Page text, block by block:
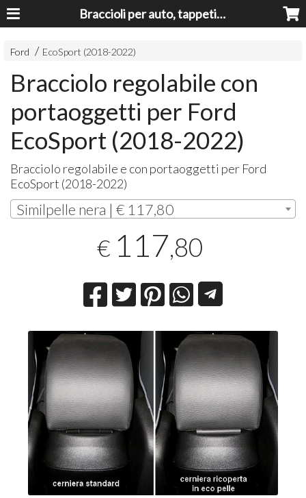
Braccioli per auto, tappeti auto, accessori auto MADE IN ITALY - Armrests, Mittelarmlehnen, Accoundoirs
Ford EcoSport (2018-2022)
Bracciolo regolabile con
portaoggetti per Ford
EcoSport (2018-2022)
Bracciolo regolabile e con portaoggetti per Ford
EcoSport (2018-2022)
Similpelle nera | € 117,80
€ 117,80